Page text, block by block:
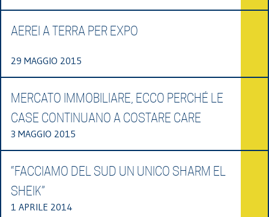
AEREI A TERRA PER EXPO
29 MAGGIO 2015
MERCATO IMMOBILIARE, ECCO PERCHÉ LE
CASE CONTINUANO A COSTARE CARE
3 MAGGIO 2015
“FACCIAMO DEL SUD UN UNICO SHARM EL
SHEIK”
1 APRILE 2014